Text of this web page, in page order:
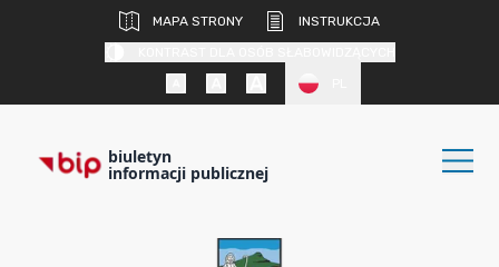
MAPA STRONY
INSTRUKCJA
biuletyn
informacji publicznej